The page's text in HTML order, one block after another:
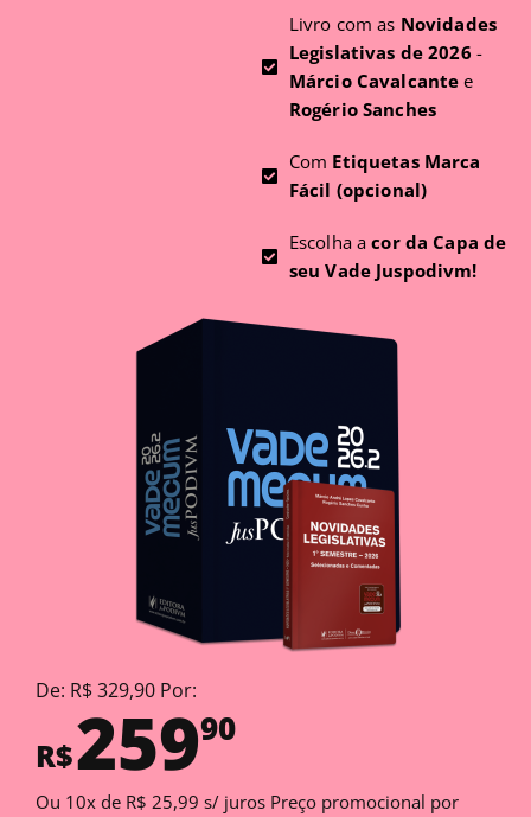
Livro com as Novidades
Legislativas de 2026 -
Márcio Cavalcante e
Rogério Sanches
Com Etiquetas Marca
Fácil (opcional)
Escolha acor da Capa de
seu Vade Juspodivm!
De: R$ 329,90 Por:
R$25990
Ou 10x de R$ 25,99 s/ juros Preço promocional por